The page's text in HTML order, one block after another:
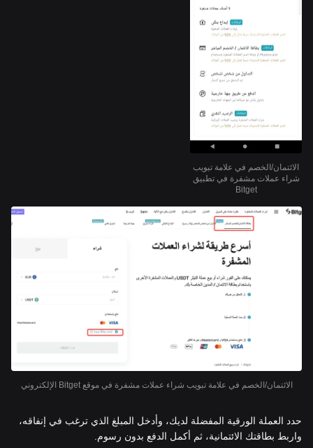
الائتمان/الخصم في علامة تبويب
شراء عملات مشفرة في تطبيق
Bitget
الائتمان/الخصم في علامة تبويب شراء عملات مشفرة في موقع Bitget الإلكتروني
حدد العملة الورقية المفضلة لديك، وأدخل المبلغ الذي ترغب في إنفاقه،
واربط بطاقتك الائتمانية، ثم أكمل الدفع بدون رسوم.